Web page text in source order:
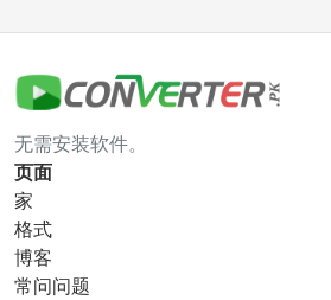
gif 转换器
gif 到 bmp
gif 到 ico
gif 到 tga
无需安装软件。
页面
家
格式
博客
常问问题